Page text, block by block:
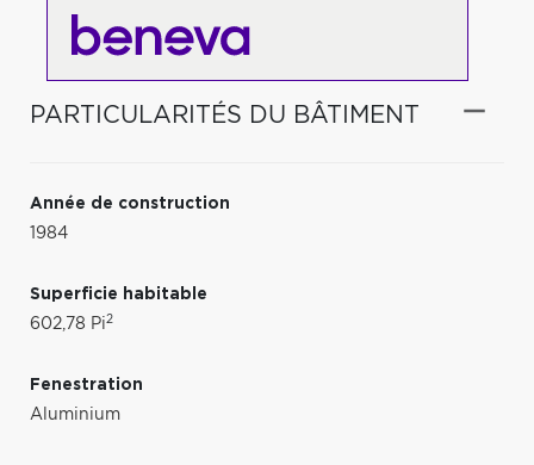
PARTICULARITÉS DU BÂTIMENT
Année de construction
1984
Superficie habitable
602,78 Pi2
Fenestration
Aluminium